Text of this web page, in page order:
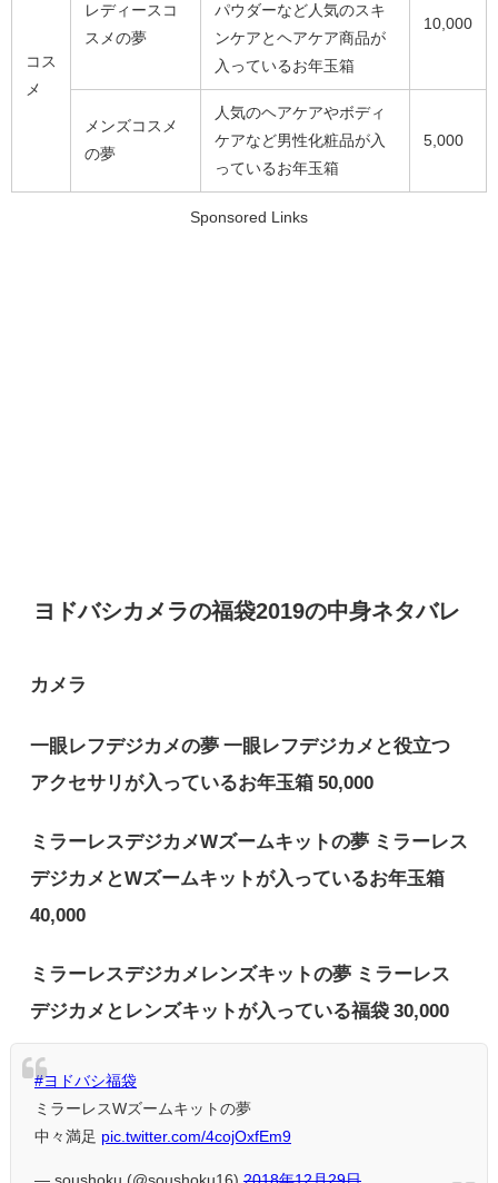
コス
メ
レディースコ
スメの夢
パウダーなど人気のスキ
ンケアとヘアケア商品が
入っているお年玉箱
10,000
メンズコスメ
の夢
人気のヘアケアやボディ
ケアなど男性化粧品が入
っているお年玉箱
5,000
Sponsored Links
ヨドバシカメラの福袋2019の中身ネタバレ
カメラ
一眼レフデジカメの夢 一眼レフデジカメと役立つ
アクセサリが入っているお年玉箱 50,000
ミラーレスデジカメWズームキットの夢 ミラーレス
デジカメとWズームキットが入っているお年玉箱
40,000
ミラーレスデジカメレンズキットの夢 ミラーレス
デジカメとレンズキットが入っている福袋 30,000
#ヨドバシ福袋
ミラーレスWズームキットの夢
中々満足 pic.twitter.com/4cojOxfEm9